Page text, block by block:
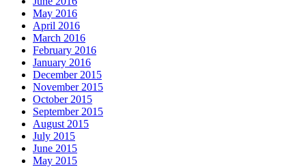
May 2016
April 2016
March 2016
February 2016
January 2016
December 2015
November 2015
October 2015
September 2015
August 2015
July 2015
June 2015
May 2015